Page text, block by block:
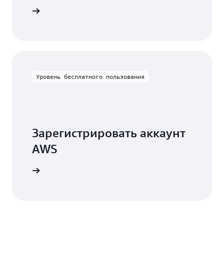
Уровень бесплатного пользования
Зарегистрировать аккаунт
AWS